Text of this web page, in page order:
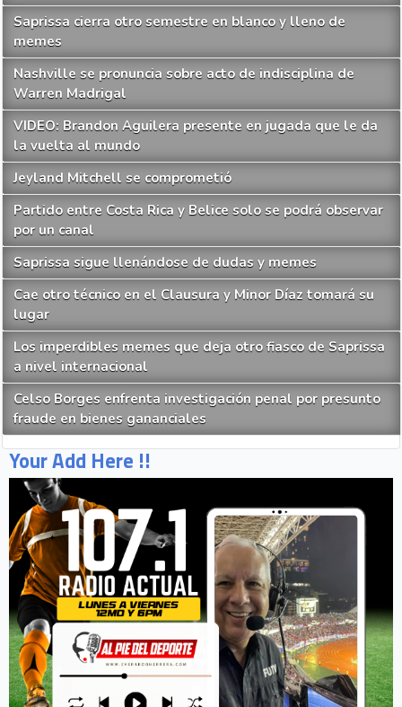
Saprissa cierra otro semestre en blanco y lleno de
memes
Nashville se pronuncia sobre acto de indisciplina de
Warren Madrigal
VIDEO: Brandon Aguilera presente en jugada que le da
la vuelta al mundo
Jeyland Mitchell se comprometió
Partido entre Costa Rica y Belice solo se podrá observar
por un canal
Saprissa sigue llenándose de dudas y memes
Cae otro técnico en el Clausura y Minor Díaz tomará su
lugar
Los imperdibles memes que deja otro fiasco de Saprissa
a nivel internacional
Celso Borges enfrenta investigación penal por presunto
fraude en bienes gananciales
Your Add Here !!